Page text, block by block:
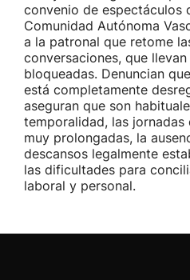
convenio de espectáculos
Comunidad Autónoma
a la patronal que retome
conversaciones, que llevan
bloqueadas. Denuncian
está completamente
aseguran que son
temporalidad, las jornadas
muy prolongadas, la
descansos legalmente
las dificultades para
laboral y personal.